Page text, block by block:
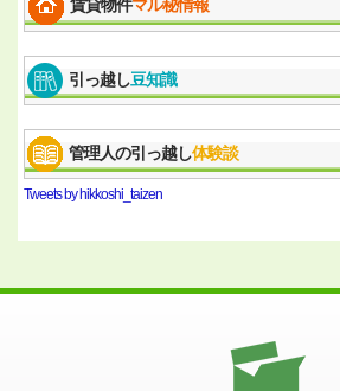
賃貸物件マル秘情報
引っ越し豆知識
管理人の引っ越し体験談
Tweets by hikkoshi_taizen